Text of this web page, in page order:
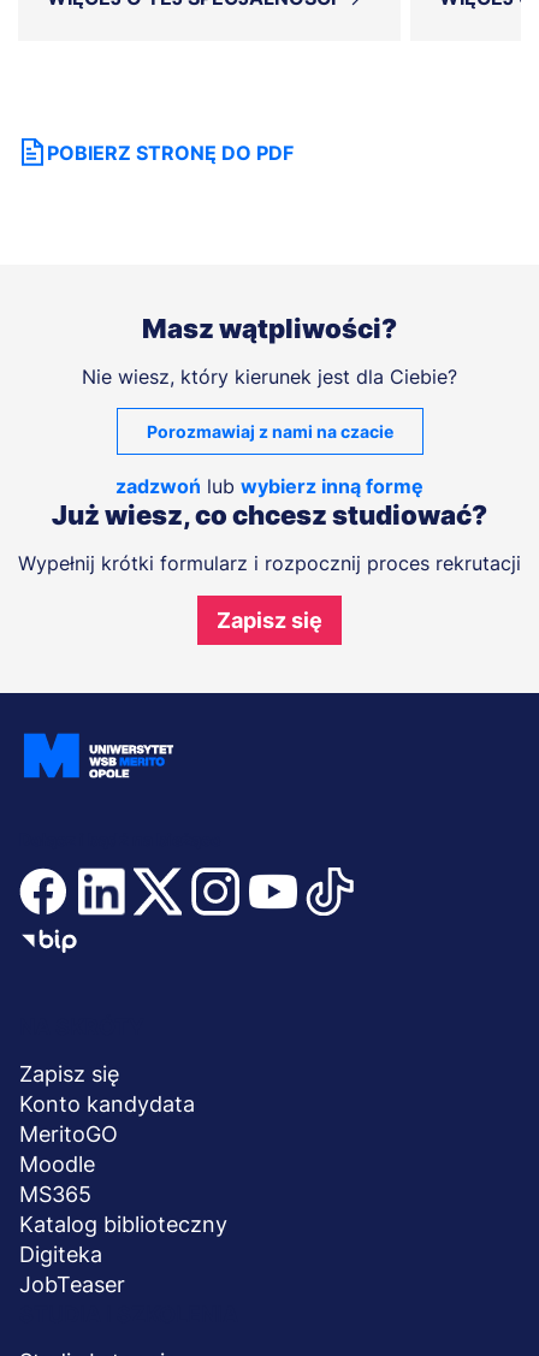
POBIERZ STRONĘ DO PDF
Masz wątpliwości?
Nie wiesz, który kierunek jest dla Ciebie?
Porozmawiaj z nami na czacie
zadzwoń lub wybierz inną formę
Już wiesz, co chcesz studiować?
Wypełnij krótki formularz i rozpocznij proces rekrutacji
Zapisz się
stopka
Zapisz się
Konto kandydata
MeritoGO
Moodle
MS365
Katalog biblioteczny
Digiteka
JobTeaser